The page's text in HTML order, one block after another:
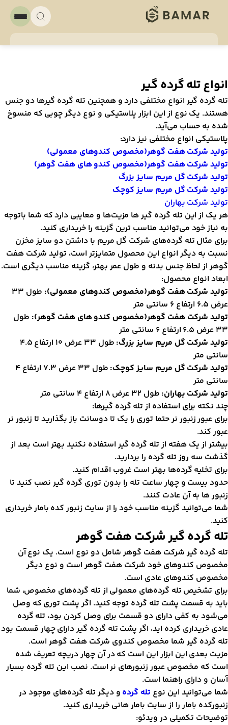
تله گرده گیر
گرده گیر انواع مختلفی دارد و همچنین تله گرده گیر‌ها دو جنس
یک نوع از این ابزار پلاستیکی و نوع دیگر چوبی که منسوخ
به حساب می‌آید.
انواع مختلفی نیز دارد:
شرکت هفت گوهر(مخصوص کندوهای معمولی)
شرکت هفت گوهر(مخصوص کندو های هفت گوهر)
شرکت گل مریم سایز بزرگ
شرکت گل مریم سایز کوچک
شرکت بهاران
یک از این تله گرده گیر‌ ها مزیت‌ها و معایبی دارد که شما باتوجه
نیاز خود می‌توانید مناسب ترین گزینه را خریداری کنید.
مثال تله گرده‌های شرکت گل مریم با داشتن دو سایز مخزن
به دیگر انواع این محصول متمایزتر است، تولید شرکت هفت
از لحاظ جنس بدنه و طول عمر بهتر، گزینه مناسب دیگری است.
انواع محصول:
شرکت هفت گوهر(مخصوص کندوهای معمولی):
طول 33
ارتفاع 6 سانتی متر
شرکت هفت گوهر(مخصوص کندو های هفت گوهر):طول
ارتفاع 6 سانتی متر
شرکت گل مریم سایز بزرگ:
طول 33 عرض 10 ارتفاع 4.5
متر
شرکت گل مریم سایز کوچک:
طول 33 عرض 7.3 ارتفاع 4
متر
شرکت بهاران:طول 32 عرض 8 ارتفاع 4 سانتی متر
نکته برای استفاده از تله گرده گیر‌ها:
عبور زنبور نر حتما توری را یک تا دوسانت باز بگذارید تا زنبور نر
کند.
از یک هفته از تله گرده گیر استفاده نکنید بهتر است بعد از
سه روز تله گرده را بردارید.
تخلیه گرده‌ها بهتر است غروب اقدام کنید.
بیست و چهار ساعت تله را بدون توری گرده گیر نصب کنید تا
ها به آن عادت کنند.
می‌توانید گزینه مناسب خود را از سایت زنبور کده بامار خریداری
گرده گیر شرکت هفت گوهر
گرده گیر شرکت هفت گوهر شامل دو نوع است. یک نوع آن
کندو‌های خود شرکت هفت گوهر است و نوع دیگر
کندو‌های عادی است.
تشخیص تله گرده‌های معمولی از تله گرده‌های مخصوص، شما
به قسمت پشت تله گرده توجه کنید. اگر پشت توری که وصل
به کفی دارای دو قسمت برای وصل کردن بود، تله گرده
خریداری کرده اید، اگر پشت تله گرده گیر دارای چهار قسمت بود
گرده گیر شما مخصوص کندوی شرکت هفت گوهر است.
بعدی این ابزار این است که در آن چهار دریچه تعریف شده
که مخصوص عبور زنبور‌های نر است. نصب این تله گرده بسیار
و دارای راهنما است.
می‌توانید این نوع تله گردهو دیگر تله گرده‌های موجود در
بامار را از سایت بامار هانی خریداری کنید.
تکمیلی در ویدئو: